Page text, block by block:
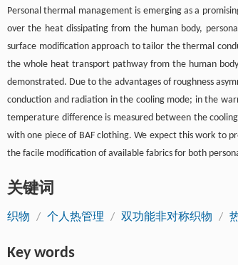
Personal thermal management is emerging as a
over the heat dissipating from the human body,
surface modification approach to tailor the thermal
the whole heat transport pathway from the human
demonstrated. Due to the advantages of roughness
conduction and radiation in the cooling mode; in the
temperature difference is measured between the
with one piece of BAF clothing. We expect this work to
the facile modification of available fabrics for both
关键词
织物 / 个人热管理 / 双功能非对称织物 /
Key words